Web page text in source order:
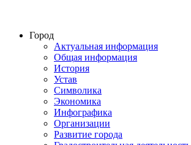
Город
Актуальная информация
Общая информация
История
Устав
Символика
Экономика
Инфографика
Организации
Развитие города